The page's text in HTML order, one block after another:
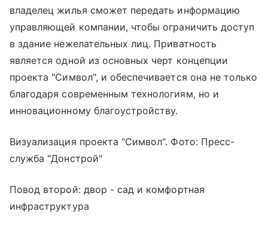
владелец жилья сможет передать информацию
управляющей компании, чтобы ограничить доступ
в здание нежелательных лиц. Приватность
является одной из основных черт концепции
проекта "Символ", и обеспечивается она не только
благодаря современным технологиям, но и
инновационному благоустройству.
Визуализация проекта "Символ". Фото: Пресс-
служба "Донстрой"
Повод второй: двор - сад и комфортная
инфраструктура